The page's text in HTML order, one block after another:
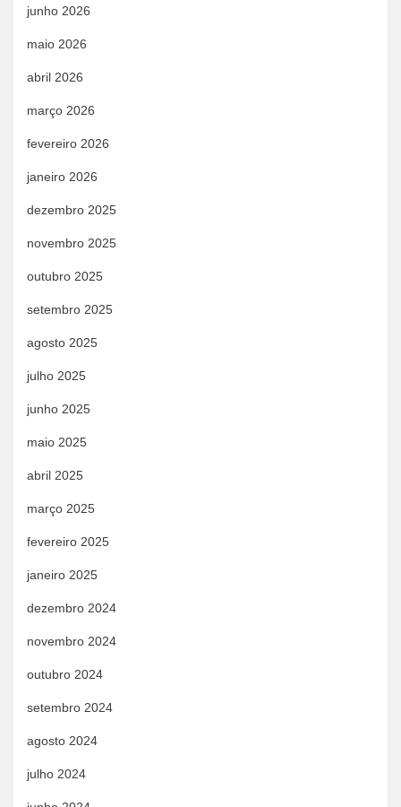
junho 2026
maio 2026
abril 2026
março 2026
fevereiro 2026
janeiro 2026
dezembro 2025
novembro 2025
outubro 2025
setembro 2025
agosto 2025
julho 2025
junho 2025
maio 2025
abril 2025
março 2025
fevereiro 2025
janeiro 2025
dezembro 2024
novembro 2024
outubro 2024
setembro 2024
agosto 2024
julho 2024